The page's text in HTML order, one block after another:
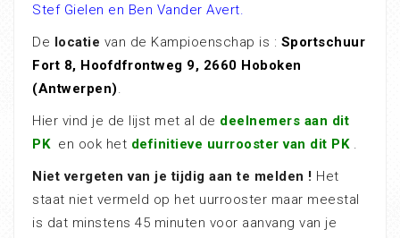
Stef Gielen en Ben Vander Avert.
De locatie van de Kampioenschap is : Sportschuur
Fort 8, Hoofdfrontweg 9, 2660 Hoboken
(Antwerpen).
Hier vind je de lijst met al de deelnemers aan dit
PKen ook het definitieve uurrooster van dit PK.
Niet vergeten van je tijdig aan te melden ! Het
staat niet vermeld op het uurrooster maar meestal
is dat minstens 45 minuten voor aanvang van je